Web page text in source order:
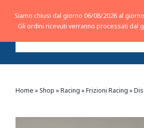
Home »Shop »Racing »Frizioni Racing »
Siamo chiusi dal giorno 06/08/2026 al
Gli ordini ricevuti verranno processati dal